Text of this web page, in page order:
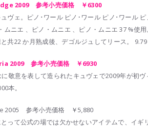
2009 参考小売価格 ￥6300
ヴェ。ピノ･ワール ピノ･ワール ピノ･ワール
ムニエ 、ピノ・ムニエ 、ピノ・ムニエ 37 %使
共22 か月熟成後、デゴルジュしてリース。 9.79
2009 参考小売価格 ￥6930
敬意を表して造られたキュヴェで2009年が初
本。
2005 参考小売価格 ￥5,880
って公式の場では欠かせないアイテムで、イギ